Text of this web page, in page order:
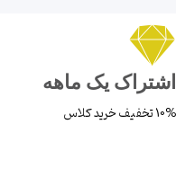
اشتراک یک ماهه
10% تخفیف خرید کلاس